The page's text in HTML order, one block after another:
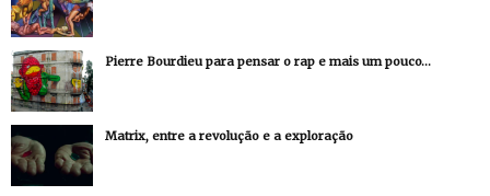
Pierre Bourdieu para pensar o rap e mais um pouco…
Matrix, entre a revolução e a exploração